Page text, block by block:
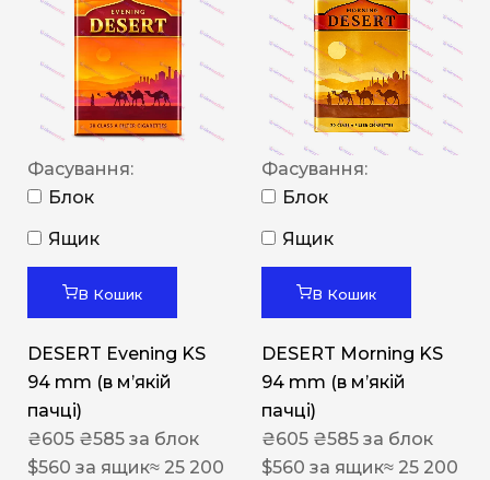
Фасування:
Блок
Ящик
В Кошик
DESERT Evening KS
94 mm (в мʼякій
пачці)
₴605 ₴585 за блок
$560 за ящик≈ 25 200
Фасування:
Блок
Ящик
В Кошик
DESERT Morning KS
94 mm (в мʼякій
пачці)
₴605 ₴585 за блок
$560 за ящик≈ 25 200